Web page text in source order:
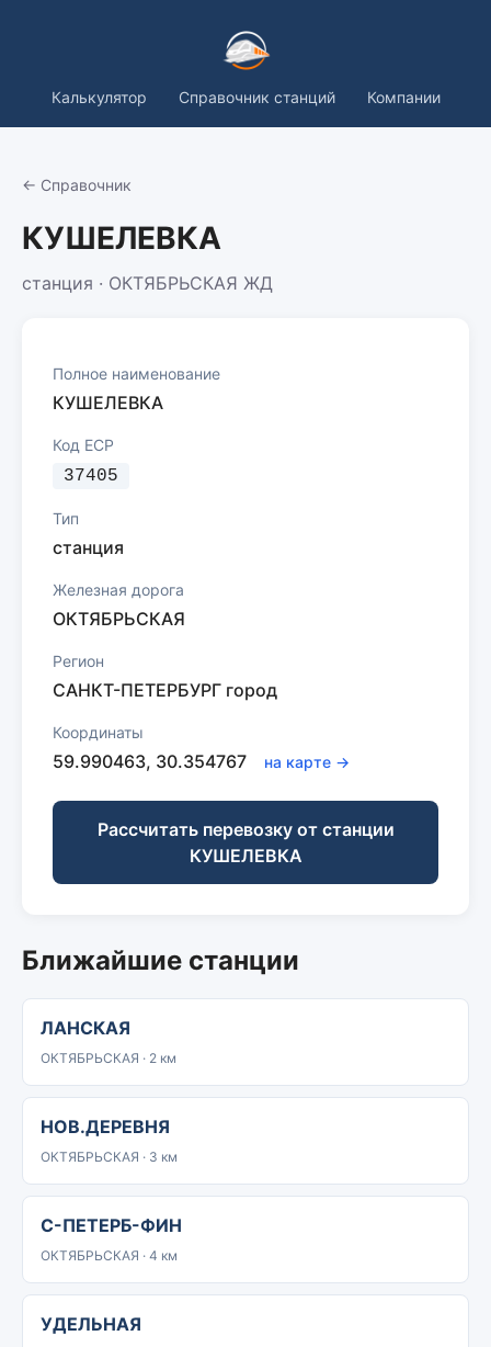
Калькулятор Справочник станций Компании
← Справочник
КУШЕЛЕВКА
станция · ОКТЯБРЬСКАЯ ЖД
Полное наименование
КУШЕЛЕВКА
Код ЕСР
37405
Тип
станция
Железная дорога
ОКТЯБРЬСКАЯ
Регион
САНКТ-ПЕТЕРБУРГ город
Координаты
59.990463, 30.354767 на карте →
Рассчитать перевозку от станции
КУШЕЛЕВКА
Ближайшие станции
ЛАНСКАЯ
ОКТЯБРЬСКАЯ · 2 км
НОВ.ДЕРЕВНЯ
ОКТЯБРЬСКАЯ · 3 км
С-ПЕТЕРБ-ФИН
ОКТЯБРЬСКАЯ · 4 км
УДЕЛЬНАЯ